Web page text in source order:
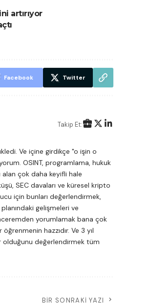
artırıyor
Facebook Twitter
Takip Et:
Ve içine girdikçe "o işin o
OSINT, programlama, hukuk
çok daha keyifli hale
SEC davaları ve küresel kripto
için bunları değerlendirmek,
gelişmeleri ve
yorumlamak bana çok
hazzıdır. Ve 3 yıl
olduğunu değerlendirmek tüm
BIR SONRAKI YAZI